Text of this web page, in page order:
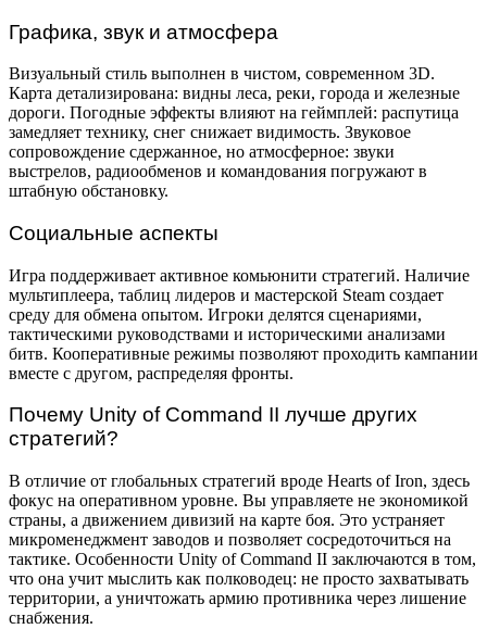
Графика, звук и атмосфера
Визуальный стиль выполнен в чистом, современном 3D.
Карта детализирована: видны леса, реки, города и железные
дороги. Погодные эффекты влияют на геймплей: распутица
замедляет технику, снег снижает видимость. Звуковое
сопровождение сдержанное, но атмосферное: звуки
выстрелов, радиообменов и командования погружают в
штабную обстановку.
Социальные аспекты
Игра поддерживает активное комьюнити стратегий. Наличие
мультиплеера, таблиц лидеров и мастерской Steam создает
среду для обмена опытом. Игроки делятся сценариями,
тактическими руководствами и историческими анализами
битв. Кооперативные режимы позволяют проходить кампании
вместе с другом, распределяя фронты.
Почему Unity of Command II лучше других
стратегий?
В отличие от глобальных стратегий вроде Hearts of Iron, здесь
фокус на оперативном уровне. Вы управляете не экономикой
страны, а движением дивизий на карте боя. Это устраняет
микроменеджмент заводов и позволяет сосредоточиться на
тактике. Особенности Unity of Command II заключаются в том,
что она учит мыслить как полководец: не просто захватывать
территории, а уничтожать армию противника через лишение
снабжения.